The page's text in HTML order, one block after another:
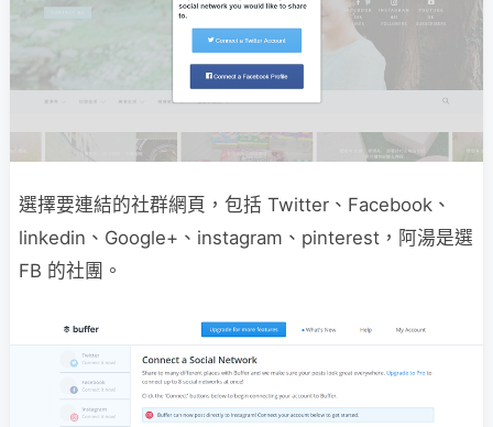
選擇要連結的社群網頁，包括 Twitter、Facebook、
linkedin、Google+、instagram、pinterest，阿湯是選
FB 的社團。